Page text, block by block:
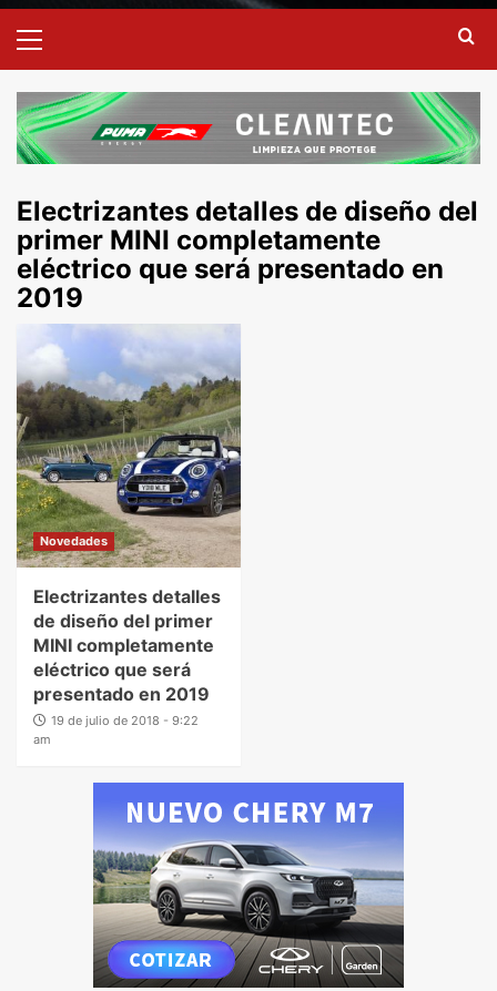
Electrizantes detalles de diseño del
primer MINI completamente
eléctrico que será presentado en
2019
Novedades
Electrizantes detalles
de diseño del primer
MINI completamente
eléctrico que será
presentado en 2019
19 de julio de 2018 - 9:22
am